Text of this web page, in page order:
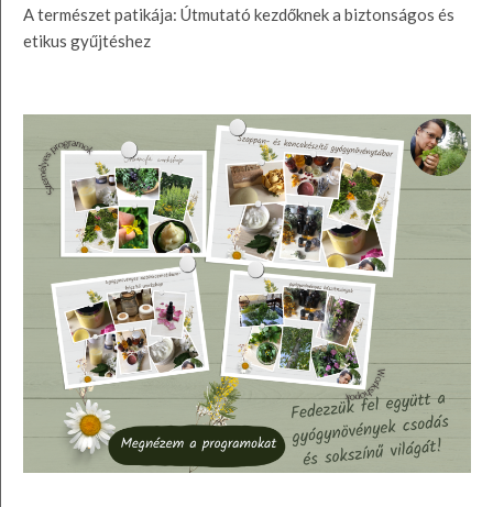
A természet patikája: Útmutató kezdőknek a biztonságos és
etikus gyűjtéshez